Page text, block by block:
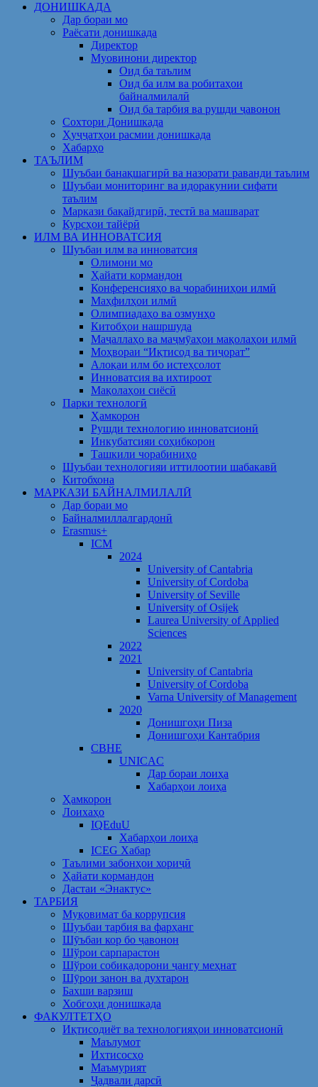
ДОНИШКАДА
Дар бораи мо
Раёсати донишкада
Директор
Муовинони директор
Оид ба таълим
Оид ба илм ва робитаҳои
байналмилалӣ
Оид ба тарбия ва рушди ҷавонон
Сохтори Донишкада
Ҳуҷҷатҳои расмии донишкада
Хабарҳо
ТАЪЛИМ
Шуъбаи банақшагирӣ ва назорати раванди таълим
Шуъбаи мониторинг ва идоракунии сифати
таълим
Маркази бақайдгирӣ, тестӣ ва машварат
Курсҳои тайёрӣ
ИЛМ ВА ИННОВАТСИЯ
Шуъбаи илм ва инноватсия
Олимони мо
Ҳайати кормандон
Конференсияҳо ва чорабиниҳои илмӣ
Маҳфилҳои илмӣ
Олимпиадаҳо ва озмунҳо
Китобҳои нашршуда
Маҷаллаҳо ва маҷмӯаҳои мақолаҳои илмӣ
Моҳвораи “Иқтисод ва тиҷорат”
Алоқаи илм бо истеҳсолот
Инноватсия ва ихтироот
Мақолаҳои сиёсӣ
Парки технологӣ
Ҳамкорон
Рушди технологию инноватсионӣ
Инкубатсияи соҳибкорон
Ташкили чорабиниҳо
Шуъбаи технологияи иттилоотии шабакавӣ
Китобхона
МАРКАЗИ БАЙНАЛМИЛАЛӢ
Дар бораи мо
Байналмиллалгардонӣ
Erasmus+
ICM
2024
University of Cantabria
University of Cordoba
University of Seville
University of Osijek
Laurea University of Applied
Sciences
2022
2021
University of Cantabria
University of Cordoba
Varna University of Management
2020
Донишгоҳи Пиза
Донишгоҳи Кантабрия
CBHE
UNICAC
Дар бораи лоиҳа
Хабарҳои лоиҳа
Ҳамкорон
Лоихаҳо
IQEduU
Хабарҳои лоиҳа
ICEG Хабар
Таълими забонҳои хориҷӣ
Ҳайати кормандон
Дастаи «Энактус»
ТАРБИЯ
Муқовимат ба коррупсия
Шуъбаи тарбия ва фарҳанг
Шӯъбаи кор бо ҷавонон
Шўрои сарпарастон
Шўрои собиқадорони ҷангу меҳнат
Шӯрои занон ва духтарон
Бахши варзиш
Хобгоҳи донишкада
ФАКУЛТЕТҲО
Иқтисодиёт ва технологияҳои инноватсионӣ
Маълумот
Ихтисосҳо
Маъмурият
Ҷадвали дарсӣ